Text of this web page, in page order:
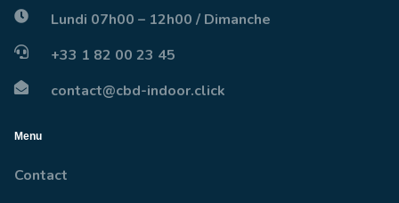
Lundi 07h00 – 12h00 / Dimanche
+33 1 82 00 23 45
contact@cbd-indoor.click
Menu
Contact